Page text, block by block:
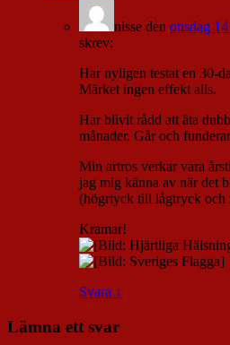
nisse den onsdag
skrev:
Har nyligen testat en 30-
Märket ingen effekt alls.
Har blivit rådd att äta
månader. Går och
Min artros verkar vara
jag mig känna av när det
(högrtyck till lågtryck och
Kramar!
Svara ↓
Lämna ett svar